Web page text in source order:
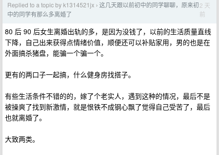
Replied to a topic by k1314521jx › 这几天跟以前初中的同学聊聊，原来初
中的同学有那么多离婚了
2 天
前
80 后 90 后女生离婚出轨的多，是因为没钱了，以前的生活质量直线
下降，自己出来获得点情绪价值，顺便还可以补贴家用，男的也是在
外面搞杀猪盘，能骗一个骗一个。
更有的两口子一起搞，什么健身房找搭子。
有些生活条件不错的的，嫁了个老实人，遇到这种的情况，最后不是
被操爽了找到新激情，就是恨铁不成钢心飘了觉得自己受苦了，最后
也就离婚了。
大致两类。